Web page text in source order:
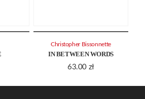
IN BETWEEN WORDS
63.00 zł
Christopher Bissonnette